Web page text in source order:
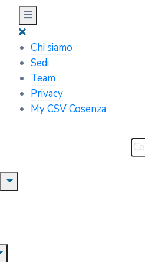
Chi siamo
Sedi
Team
Privacy
My CSV Cosenza